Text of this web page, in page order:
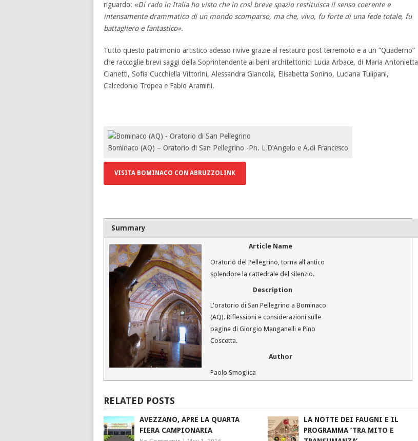
riguardo: «Di rado in Italia ho visto che in così breve spazio restituisca il senso coerente e
intensamente drammatico di un mondo scomparso, ma che, vivo, fu forte di una fede totale, fu
battagliero e fantastico».
Tutto questo patrimonio artistico adesso rivive grazie al restauro post terremoto e a un “Quaderno”
che raccoglie brevi saggi della Soprintendente ai beni architettonici Lucia Arbace, di Maria Antonietta
Cianetti, Sofia Cucchiella Vittorini, Alessandra Giancola, Elisabetta Sonino, Luciana Tulipani,
Calcedonio Tropea e Fabio Aramini.
Bominaco (AQ) – Oratorio di San Pellegrino -Ph. L.D’Angelo e A.di Francesco
VISITA BOMINACO CON ABRUZZOLINK
Summary
Article Name
Oratorio del Pellegrino, torna all'antico
splendore la cattedrale del silenzio.
Description
L'oratorio di San Pellegrino a Bominaco
(AQ). Riflessioni e considerazioni sulle
pagine di Giorgio Manganelli e Pino
Coscetta.
Author
Paolo Smoglica
RELATED POSTS
AVEZZANO, APRE LA QUARTA
FIERA CAMPIONARIA
LA NOTTE DEI FAUGNI E IL
PROGRAMMA ‘TRA MITO E